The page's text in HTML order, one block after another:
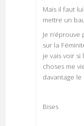
Mais il faut
mettre un
Je
sur la
je vais voir si
choses me
davantage le
Bises